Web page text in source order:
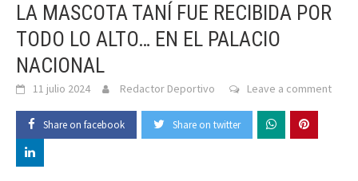
LA MASCOTA TANÍ FUE RECIBIDA POR
TODO LO ALTO… EN EL PALACIO
NACIONAL
11 julio 2024 Redactor Deportivo Leave a comment
Share on facebook Share on twitter